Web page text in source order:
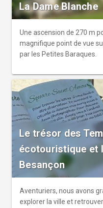
La Dame Blanche
Une ascension de 270 m
magnifique point de vue
par les Petites Baraques.
Le trésor des
écotouristique et
Besançon
Aventuriers, nous avons
explorer la ville et